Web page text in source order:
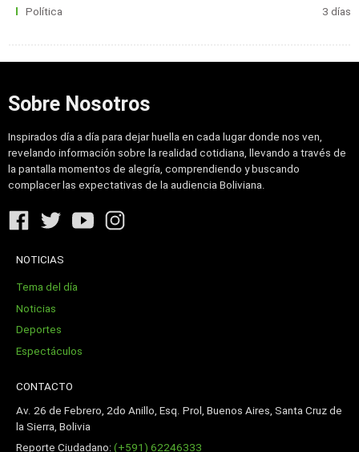
Política 3 días
Sobre Nosotros
Inspirados día a día para dejar huella en cada lugar donde nos ven,
revelando información sobre la realidad cotidiana, llevando a través de
la pantalla momentos de alegría, comprendiendo y buscando
complacer las expectativas de la audiencia Boliviana.
NOTICIAS
Tema del día
Noticias
Deportes
Espectáculos
CONTACTO
Av. 26 de Febrero, 2do Anillo, Esq. Prol, Buenos Aires, Santa Cruz de
la Sierra, Bolivia
Reporte Ciudadano:(+591) 62246333